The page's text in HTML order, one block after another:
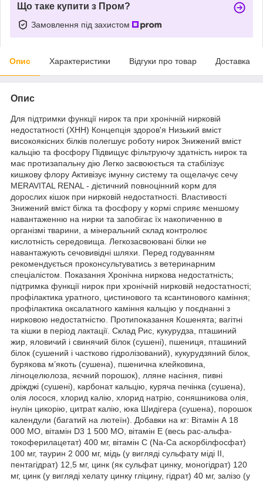
Що таке купити з Пром?
Замовлення під захистом
Опис Характеристики Відгуки про товар Доставка
Опис
Для підтримки функції нирок та при хронічній нирковій
недостатності (ХНН) Концепція здоров'я Низький вміст
високоякісних білків полегшує роботу нирок Знижений вміст
кальцію та фосфору Підвищує фільтруючу здатність нирок та
має протизапальну дію Легко засвоюється та стабілізує
кишкову флору Активізує імунну систему та ощелачує сечу
MERAVITAL RENAL - дієтичний повноцінний корм для
дорослих кішок при нирковій недостатності. Властивості
Знижений вміст білка та фосфору у кормі сприяє меншому
навантаженню на нирки та запобігає їх накопиченню в
організмі тварини, а мінеральний склад контролює
кислотність середовища. Легкозасвоювані білки не
навантажують сечовивідні шляхи. Перед годуванням
рекомендується проконсультуватись з ветеринарним
спеціалістом. Показання Хронічна ниркова недостатність;
підтримка функції нирок при хронічній нирковій недостатності;
профілактика уратного, цистинового та ксантинового каміння;
профілактика оксалатного каміння кальцію у поєднанні з
нирковою недостатністю. Протипоказання Кошенята; вагітні
та кішки в період лактації. Склад Рис, кукурудза, пташиний
жир, яловичий і свинячий білок (сушені), пшениця, пташиний
білок (сушений і частково гідролізований), кукурудзяний білок,
бурякова м’якоть (сушена), пшенична клейковина,
лігноцелюлоза, яєчний порошок), лляне насіння, пивні
дріжджі (сушені), карбонат кальцію, куряча печінка (сушена),
олія лосося, хлорид калію, хлорид натрію, соняшникова олія,
інулін цикорію, цитрат калію, юка Шидігера (сушена), порошок
календули (багатий на лютеїн). Добавки на кг: Вітамін А 18
000 МО, вітамін D3 1 500 МО, вітамін Е (весь рас-альфа-
токоферилацетат) 400 мг, вітамін С (Na-Ca аскорбілфосфат)
100 мг, таурин 2 000 мг, мідь (у вигляді сульфату міді II,
пентагідрат) 12,5 мг, цинк (як сульфат цинку, моногідрат) 120
мг, цинк (у вигляді хелату цинку гліцину, гідрат) 40 мг, залізо (у